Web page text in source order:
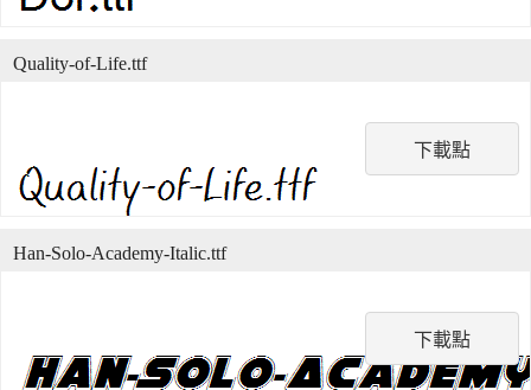
下載點
Quality-of-Life.ttf
下載點
Han-Solo-Academy-Italic.ttf